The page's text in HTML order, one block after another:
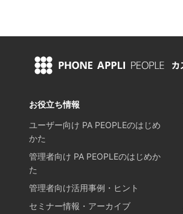
お役立ち情報
ユーザー向け PA PEOPLEのはじめ
かた
管理者向け PA PEOPLEのはじめか
た
管理者向け活用事例・ヒント
セミナー情報・アーカイブ